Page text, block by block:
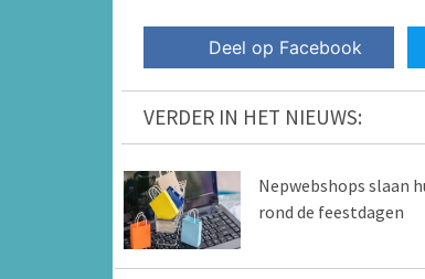
Deel op Facebook
VERDER IN HET NIEUWS:
Nepwebshops slaan
rond de feestdagen